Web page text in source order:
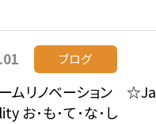
ブログ
ームリノベーション
お･も･て･な･し